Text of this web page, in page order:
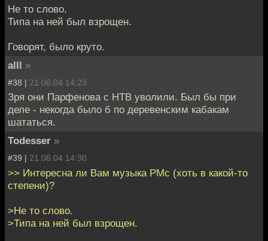
Не то слово.
Типа на ней был взрощен.
Говорят, было круто.
alll »
#38 | 21.06.04 14:23
Зря они Парфенова с НТВ уволили. Был бы при
деле - некогда было б по деревенским кабакам
шататься.
Todesser »
#39 | 21.06.04 14:30
>> Интересна ли Вам музыка PMc (хоть в какой-то
степени)?
>Не то слово.
>Типа на ней был взрощен.